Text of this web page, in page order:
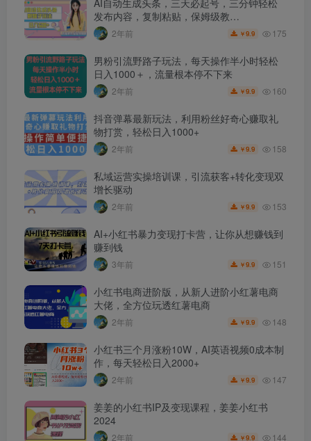
发布内容，复制粘贴，保姆级教…
2年前 ￥9.9 175
男粉引流野路子玩法，每天操作半小时轻松
日入1000＋，流量根本停不下来
2年前 ￥9.9 160
抖音弹幕最新玩法，利用粉丝好奇心赚取礼
物打赏，轻松日入1000+
2年前 ￥9.9 158
私域运营实操培训课，引流获客+转化变现双
增长驱动
2年前 ￥9.9 153
AI+小红书暴力变现打卡营，让你从想赚钱到
赚到钱
3年前 ￥9.9 151
小红书电商进阶版，从新人进阶小红薯电商
大佬，全方位玩透红薯电商
2年前 ￥9.9 148
小红书三个月涨粉10W，AI英语视频0成本制
作，每天轻松日入2000+
2年前 ￥9.9 147
姜姜的小红书IP及变现课程，姜姜小红书
2024
2年前 ￥9.9 144